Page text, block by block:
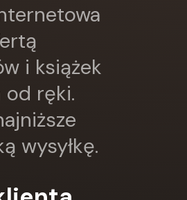
i książek
ręki.
wysyłkę.